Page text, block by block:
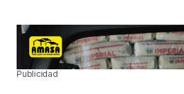
Publicidad